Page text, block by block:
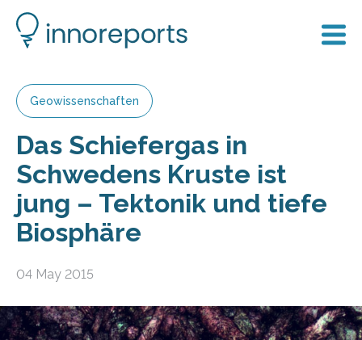
Geowissenschaften
Das Schiefergas in
Schwedens Kruste ist
jung – Tektonik und tiefe
Biosphäre
04 May 2015